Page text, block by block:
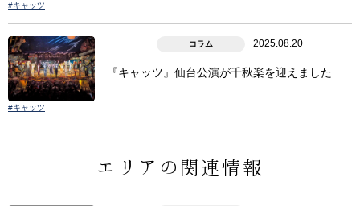
#キャッツ
コラム 2025.08.20
『キャッツ』仙台公演が千秋楽を迎えました
#キャッツ
エリアの関連情報